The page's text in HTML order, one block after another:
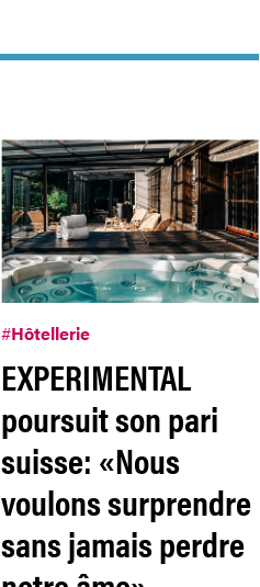
#Hôtellerie
EXPERIMENTAL
poursuit son pari
suisse: «Nous
voulons surprendre
sans jamais perdre